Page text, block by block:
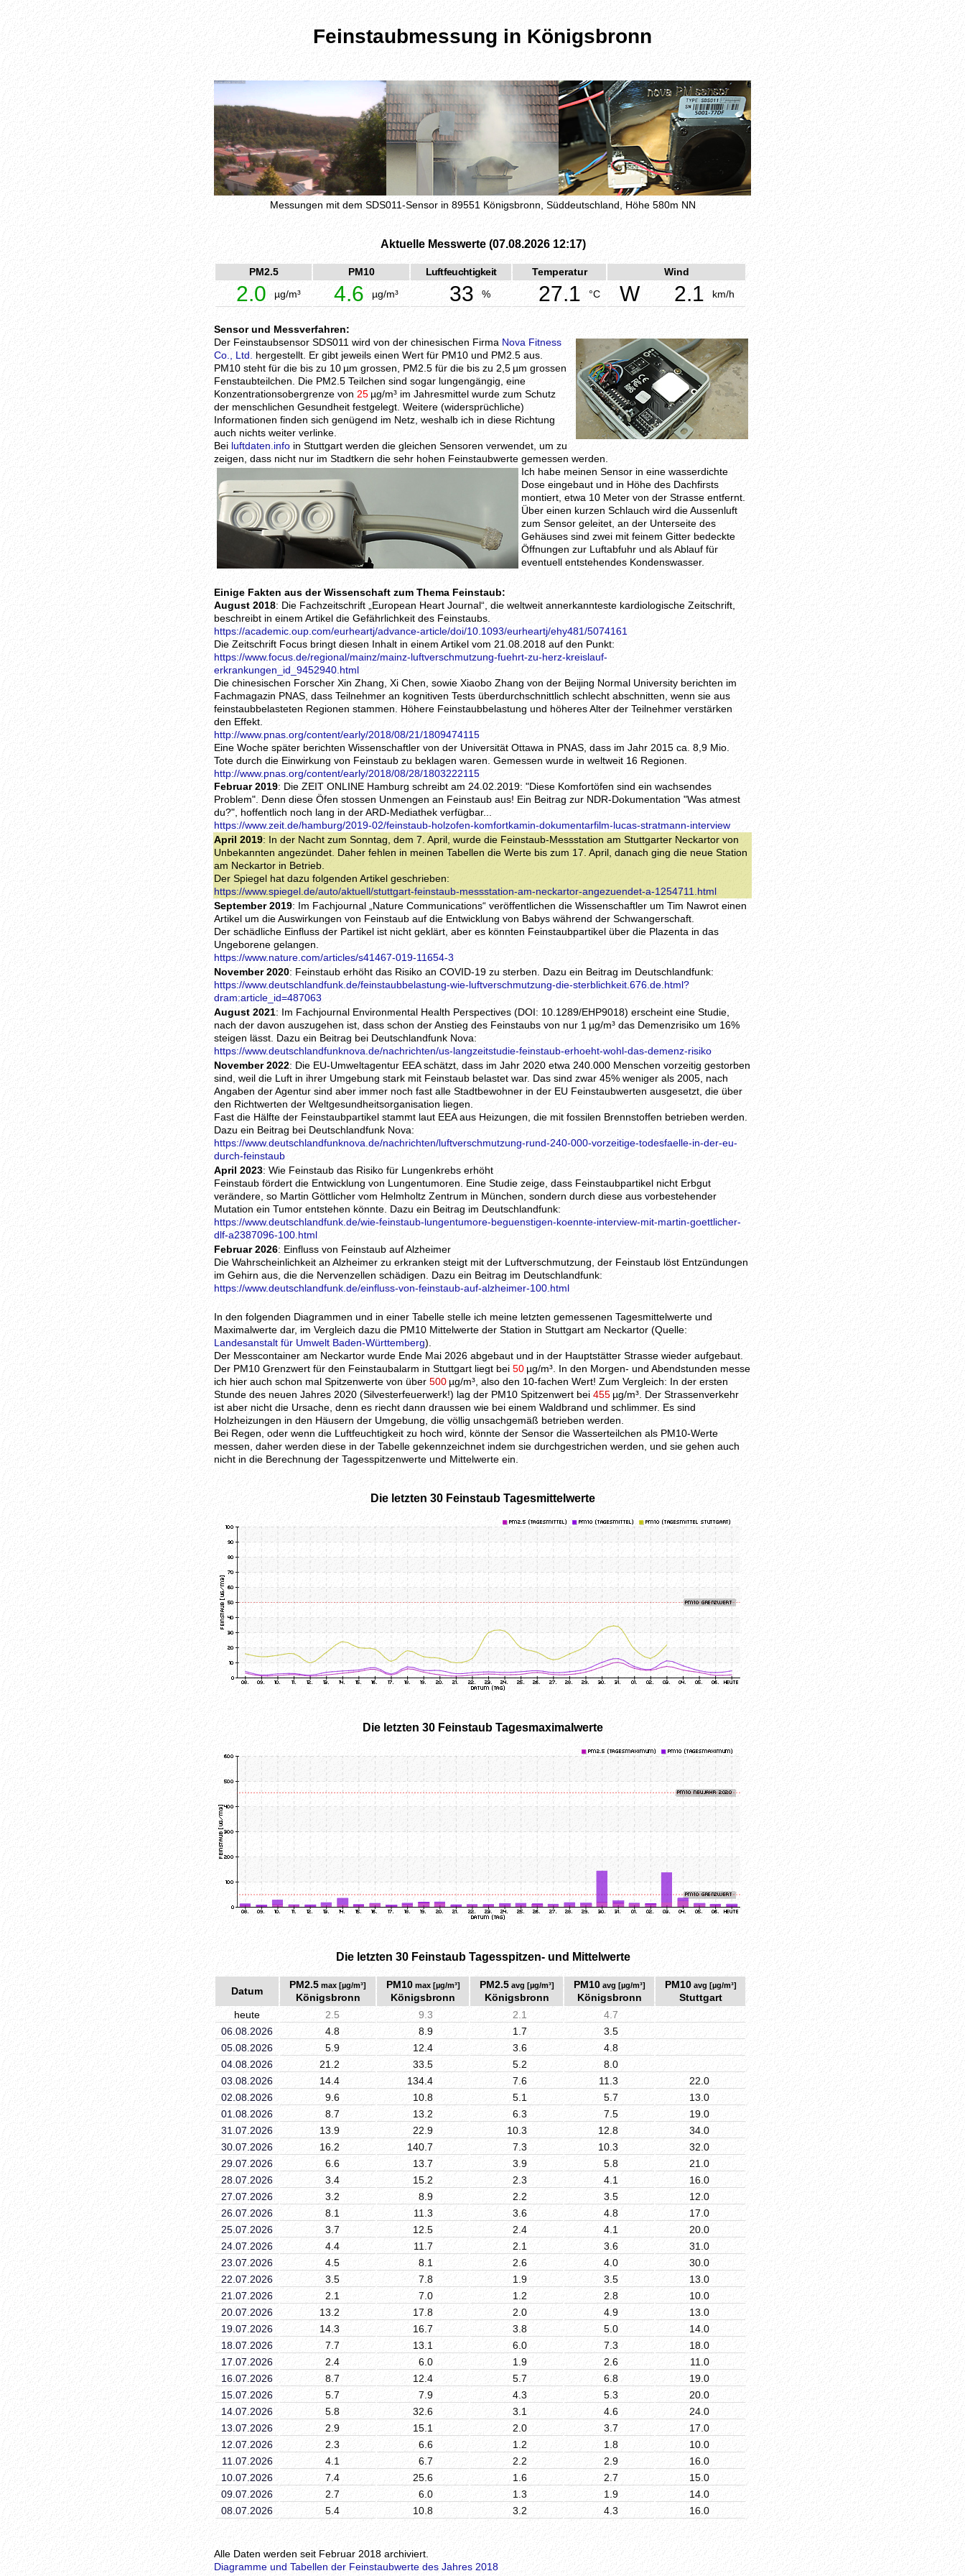
Feinstaubmessung in Königsbronn
Messungen mit dem SDS011-Sensor in 89551 Königsbronn, Süddeutschland, Höhe 580m NN
Aktuelle Messwerte (07.08.2026 12:17)
PM2.5 PM10 Luftfeuchtigkeit Temperatur Wind
2.0 µg/m³ 4.6 µg/m³ 33 % 27.1 °C W 2.1 km/h
Sensor und Messverfahren:
Der Feinstaubsensor SDS011 wird von der chinesischen Firma Nova Fitness
Co., Ltd.
hergestellt. Er gibt jeweils einen Wert für PM10 und PM2.5 aus.
PM10 steht für die bis zu 10 µm grossen, PM2.5 für die bis zu 2,5 µm grossen
Fenstaubteilchen. Die PM2.5 Teilchen sind sogar lungengängig, eine
Konzentrationsobergrenze von 25µg/m³ im Jahresmittel wurde zum Schutz
der menschlichen Gesundheit festgelegt. Weitere (widersprüchliche)
Informationen finden sich genügend im Netz, weshalb ich in diese Richtung
auch nichts weiter verlinke.
Bei luftdaten.info in Stuttgart werden die gleichen Sensoren verwendet, um zu
zeigen, dass nicht nur im Stadtkern die sehr hohen Feinstaubwerte gemessen werden.
Ich habe meinen Sensor in eine wasserdichte
Dose eingebaut und in Höhe des Dachfirsts
montiert, etwa 10 Meter von der Strasse entfernt.
Über einen kurzen Schlauch wird die Aussenluft
zum Sensor geleitet, an der Unterseite des
Gehäuses sind zwei mit feinem Gitter bedeckte
Öffnungen zur Luftabfuhr und als Ablauf für
eventuell entstehendes Kondenswasser.
Einige Fakten aus der Wissenschaft zum Thema Feinstaub:
August 2018: Die Fachzeitschrift „European Heart Journal“, die weltweit annerkannteste kardiologische Zeitschrift,
beschreibt in einem Artikel die Gefährlichkeit des Feinstaubs.
https://academic.oup.com/eurheartj/advance-article/doi/10.1093/eurheartj/ehy481/5074161
Die Zeitschrift Focus bringt diesen Inhalt in einem Artikel vom 21.08.2018 auf den Punkt:
https://www.focus.de/regional/mainz/mainz-luftverschmutzung-fuehrt-zu-herz-kreislauf-
erkrankungen_id_9452940.html
Die chinesischen Forscher Xin Zhang, Xi Chen, sowie Xiaobo Zhang von der Beijing Normal University berichten im
Fachmagazin PNAS, dass Teilnehmer an kognitiven Tests überdurchschnittlich schlecht abschnitten, wenn sie aus
feinstaubbelasteten Regionen stammen. Höhere Feinstaubbelastung und höheres Alter der Teilnehmer verstärken
den Effekt.
http://www.pnas.org/content/early/2018/08/21/1809474115
Eine Woche später berichten Wissenschaftler von der Universität Ottawa in PNAS, dass im Jahr 2015 ca. 8,9 Mio.
Tote durch die Einwirkung von Feinstaub zu beklagen waren. Gemessen wurde in weltweit 16 Regionen.
http://www.pnas.org/content/early/2018/08/28/1803222115
Februar 2019: Die ZEIT ONLINE Hamburg schreibt am 24.02.2019: "Diese Komfortöfen sind ein wachsendes
Problem". Denn diese Öfen stossen Unmengen an Feinstaub aus! Ein Beitrag zur NDR-Dokumentation "Was atmest
du?", hoffentlich noch lang in der ARD-Mediathek verfügbar...
https://www.zeit.de/hamburg/2019-02/feinstaub-holzofen-komfortkamin-dokumentarfilm-lucas-stratmann-interview
April 2019: In der Nacht zum Sonntag, dem 7. April, wurde die Feinstaub-Messstation am Stuttgarter Neckartor von
Unbekannten angezündet. Daher fehlen in meinen Tabellen die Werte bis zum 17. April, danach ging die neue Station
am Neckartor in Betrieb.
Der Spiegel hat dazu folgenden Artikel geschrieben:
https://www.spiegel.de/auto/aktuell/stuttgart-feinstaub-messstation-am-neckartor-angezuendet-a-1254711.html
September 2019: Im Fachjournal „Nature Communications“ veröffentlichen die Wissenschaftler um Tim Nawrot einen
Artikel um die Auswirkungen von Feinstaub auf die Entwicklung von Babys während der Schwangerschaft.
Der schädliche Einfluss der Partikel ist nicht geklärt, aber es könnten Feinstaubpartikel über die Plazenta in das
Ungeborene gelangen.
https://www.nature.com/articles/s41467-019-11654-3
November 2020: Feinstaub erhöht das Risiko an COVID-19 zu sterben. Dazu ein Beitrag im Deutschlandfunk:
https://www.deutschlandfunk.de/feinstaubbelastung-wie-luftverschmutzung-die-sterblichkeit.676.de.html?
dram:article_id=487063
August 2021: Im Fachjournal Environmental Health Perspectives (DOI: 10.1289/EHP9018) erscheint eine Studie,
nach der davon auszugehen ist, dass schon der Anstieg des Feinstaubs von nur 1 µg/m³ das Demenzrisiko um 16%
steigen lässt. Dazu ein Beitrag bei Deutschlandfunk Nova:
https://www.deutschlandfunknova.de/nachrichten/us-langzeitstudie-feinstaub-erhoeht-wohl-das-demenz-risiko
November 2022: Die EU-Umweltagentur EEA schätzt, dass im Jahr 2020 etwa 240.000 Menschen vorzeitig gestorben
sind, weil die Luft in ihrer Umgebung stark mit Feinstaub belastet war. Das sind zwar 45% weniger als 2005, nach
Angaben der Agentur sind aber immer noch fast alle Stadtbewohner in der EU Feinstaubwerten ausgesetzt, die über
den Richtwerten der Weltgesundheitsorganisation liegen.
Fast die Hälfte der Feinstaubpartikel stammt laut EEA aus Heizungen, die mit fossilen Brennstoffen betrieben werden.
Dazu ein Beitrag bei Deutschlandfunk Nova:
https://www.deutschlandfunknova.de/nachrichten/luftverschmutzung-rund-240-000-vorzeitige-todesfaelle-in-der-eu-
durch-feinstaub
April 2023: Wie Feinstaub das Risiko für Lungenkrebs erhöht
Feinstaub fördert die Entwicklung von Lungentumoren. Eine Studie zeige, dass Feinstaubpartikel nicht Erbgut
verändere, so Martin Göttlicher vom Helmholtz Zentrum in München, sondern durch diese aus vorbestehender
Mutation ein Tumor entstehen könnte. Dazu ein Beitrag im Deutschlandfunk:
https://www.deutschlandfunk.de/wie-feinstaub-lungentumore-beguenstigen-koennte-interview-mit-martin-goettlicher-
dlf-a2387096-100.html
Februar 2026: Einfluss von Feinstaub auf Alzheimer
Die Wahrscheinlichkeit an Alzheimer zu erkranken steigt mit der Luftverschmutzung, der Feinstaub löst Entzündungen
im Gehirn aus, die die Nervenzellen schädigen. Dazu ein Beitrag im Deutschlandfunk:
https://www.deutschlandfunk.de/einfluss-von-feinstaub-auf-alzheimer-100.html
In den folgenden Diagrammen und in einer Tabelle stelle ich meine letzten gemessenen Tagesmittelwerte und
Maximalwerte dar, im Vergleich dazu die PM10 Mittelwerte der Station in Stuttgart am Neckartor (Quelle:
Landesanstalt für Umwelt Baden-Württemberg).
Der Messcontainer am Neckartor wurde Ende Mai 2026 abgebaut und in der Hauptstätter Strasse wieder aufgebaut.
Der PM10 Grenzwert für den Feinstaubalarm in Stuttgart liegt bei 50 µg/m³. In den Morgen- und Abendstunden messe
ich hier auch schon mal Spitzenwerte von über 500µg/m³, also den 10-fachen Wert! Zum Vergleich: In der ersten
Stunde des neuen Jahres 2020 (Silvesterfeuerwerk!) lag der PM10 Spitzenwert bei 455µg/m³. Der Strassenverkehr
ist aber nicht die Ursache, denn es riecht dann draussen wie bei einem Waldbrand und schlimmer. Es sind
Holzheizungen in den Häusern der Umgebung, die völlig unsachgemäß betrieben werden.
Bei Regen, oder wenn die Luftfeuchtigkeit zu hoch wird, könnte der Sensor die Wasserteilchen als PM10-Werte
messen, daher werden diese in der Tabelle gekennzeichnet indem sie durchgestrichen werden, und sie gehen auch
nicht in die Berechnung der Tagesspitzenwerte und Mittelwerte ein.
Die letzten 30 Feinstaub Tagesmittelwerte
Die letzten 30 Feinstaub Tagesmaximalwerte
Die letzten 30 Feinstaub Tagesspitzen- und Mittelwerte
Datum
PM2.5 max [µg/m³]
Königsbronn
PM10max [µg/m³]
Königsbronn
PM2.5avg [µg/m³]
Königsbronn
PM10avg [µg/m³]
Königsbronn
PM10avg [µg/m³]
Stuttgart
heute
2.5 9.3 2.1
4.7
06.08.2026
4.8 8.9 1.7
3.5
05.08.2026
5.9 12.4 3.6
4.8
04.08.2026
21.2 33.5 5.2
8.0
03.08.2026
14.4 134.4 7.6 11.3
22.0
02.08.2026
9.6 10.8 5.1 5.7
13.0
01.08.2026
8.7 13.2 6.3 7.5
19.0
31.07.2026
13.9 22.9 10.3 12.8
34.0
30.07.2026
16.2 140.7 7.3 10.3
32.0
29.07.2026
6.6 13.7 3.9 5.8
21.0
28.07.2026
3.4 15.2 2.3 4.1
16.0
27.07.2026
3.2 8.9 2.2 3.5
12.0
26.07.2026
8.1 11.3 3.6 4.8
17.0
25.07.2026
3.7 12.5 2.4 4.1
20.0
24.07.2026
4.4 11.7 2.1 3.6
31.0
23.07.2026
4.5 8.1 2.6 4.0
30.0
22.07.2026
3.5 7.8 1.9 3.5
13.0
21.07.2026
2.1 7.0 1.2 2.8
10.0
20.07.2026
13.2 17.8 2.0 4.9
13.0
19.07.2026
14.3 16.7 3.8 5.0
14.0
18.07.2026
7.7 13.1 6.0 7.3
18.0
17.07.2026
2.4 6.0 1.9 2.6
11.0
16.07.2026
8.7 12.4 5.7 6.8
19.0
15.07.2026
5.7 7.9 4.3 5.3
20.0
14.07.2026
5.8 32.6 3.1 4.6
24.0
13.07.2026
2.9 15.1 2.0 3.7
17.0
12.07.2026
2.3 6.6 1.2 1.8
10.0
11.07.2026
4.1 6.7 2.2 2.9
16.0
10.07.2026
7.4 25.6 1.6 2.7
15.0
09.07.2026
2.7 6.0 1.3 1.9
14.0
08.07.2026
5.4 10.8 3.2 4.3 16.0
Alle Daten werden seit Februar 2018 archiviert.
Diagramme und Tabellen der Feinstaubwerte des Jahres 2018